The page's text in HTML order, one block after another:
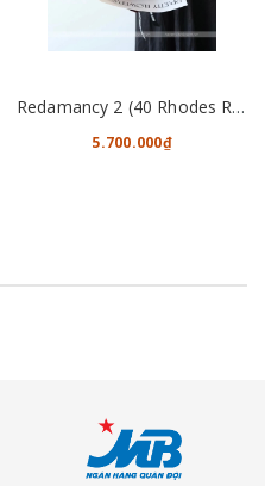
Redamancy 2 (40 Rhodes Roses)
5.700.000₫